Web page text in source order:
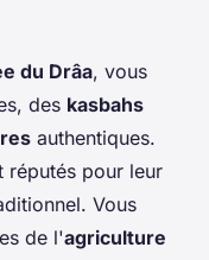
du Drâa, vous
des kasbahs
authentiques.
réputés pour leur
Vous
de l'agriculture